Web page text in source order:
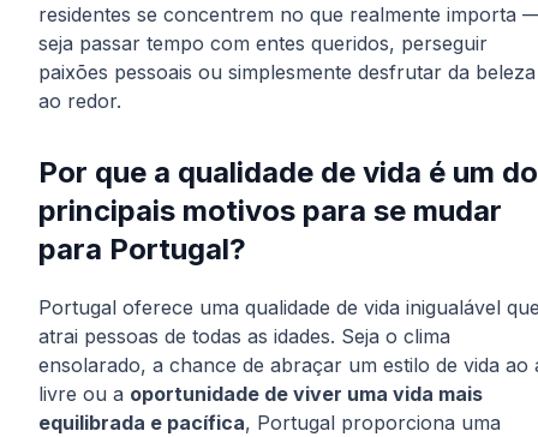
residentes se concentrem no que realmente importa
seja passar tempo com entes queridos, perseguir
paixões pessoais ou simplesmente desfrutar da beleza
ao redor.
Por que a qualidade de vida é um
principais motivos para se mudar
para Portugal?
Portugal oferece uma qualidade de vida inigualável
atrai pessoas de todas as idades. Seja o clima
ensolarado, a chance de abraçar um estilo de vida ao
livre ou a oportunidade de viver uma vida mais
equilibrada e pacífica, Portugal proporciona uma